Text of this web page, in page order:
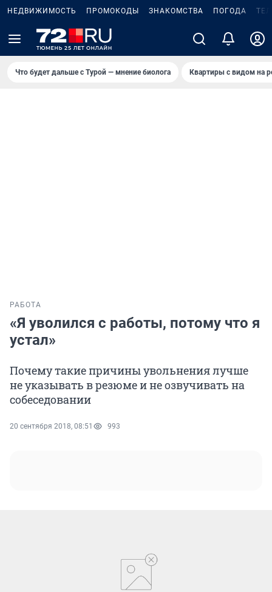
НЕДВИЖИМОСТЬ ПРОМОКОДЫ ЗНАКОМСТВА ПОГОДА
Что будет дальше с Турой — мнение биолога Квартиры с видом на
РАБОТА
«Я уволился с работы, потому что я
устал»
Почему такие причины увольнения лучше
не указывать в резюме и не озвучивать на
собеседовании
20 сентября 2018, 08:51 993